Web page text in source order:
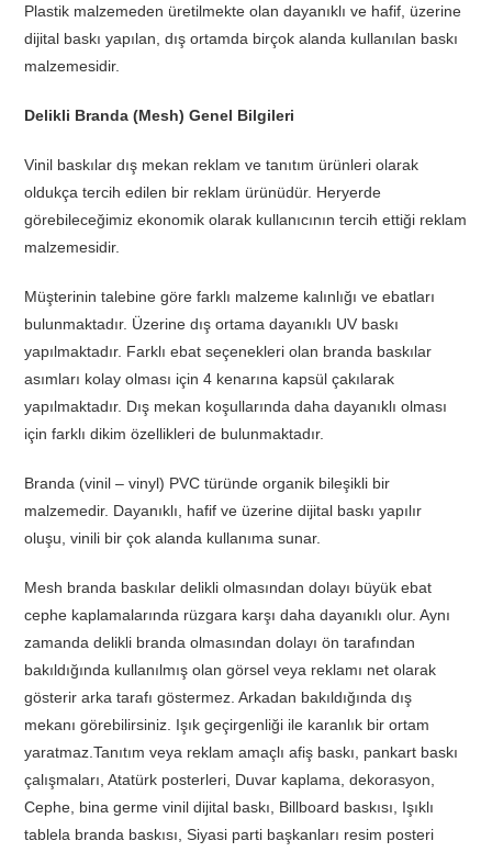
Plastik malzemeden üretilmekte olan dayanıklı ve hafif, üzerine
dijital baskı yapılan, dış ortamda birçok alanda kullanılan baskı
malzemesidir.
Delikli Branda (Mesh) Genel Bilgileri
Vinil baskılar dış mekan reklam ve tanıtım ürünleri olarak
oldukça tercih edilen bir reklam ürünüdür. Heryerde
görebileceğimiz ekonomik olarak kullanıcının tercih ettiği reklam
malzemesidir.
Müşterinin talebine göre farklı malzeme kalınlığı ve ebatları
bulunmaktadır. Üzerine dış ortama dayanıklı UV baskı
yapılmaktadır. Farklı ebat seçenekleri olan branda baskılar
asımları kolay olması için 4 kenarına kapsül çakılarak
yapılmaktadır. Dış mekan koşullarında daha dayanıklı olması
için farklı dikim özellikleri de bulunmaktadır.
Branda (vinil – vinyl) PVC türünde organik bileşikli bir
malzemedir. Dayanıklı, hafif ve üzerine dijital baskı yapılır
oluşu, vinili bir çok alanda kullanıma sunar.
Mesh branda baskılar delikli olmasından dolayı büyük ebat
cephe kaplamalarında rüzgara karşı daha dayanıklı olur. Aynı
zamanda delikli branda olmasından dolayı ön tarafından
bakıldığında kullanılmış olan görsel veya reklamı net olarak
gösterir arka tarafı göstermez. Arkadan bakıldığında dış
mekanı görebilirsiniz. Işık geçirgenliği ile karanlık bir ortam
yaratmaz.Tanıtım veya reklam amaçlı afiş baskı, pankart baskı
çalışmaları, Atatürk posterleri, Duvar kaplama, dekorasyon,
Cephe, bina germe vinil dijital baskı, Billboard baskısı, Işıklı
tablela branda baskısı, Siyasi parti başkanları resim posteri